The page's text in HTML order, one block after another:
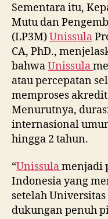
Sementara itu,
Mutu dan
(LP3M)Unissula
CA, PhD.,
bahwaUnissula
atau percepatan
memproses
Menurutnya,
internasional
hingga 2 tahun.
“Unissulamenjadi
Indonesia yang
setelah
dukungan penuh